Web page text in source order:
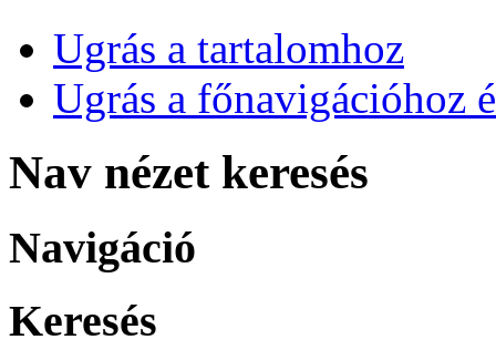
Ugrás a tartalomhoz
Ugrás a főnavigációhoz
Nav nézet keresés
Navigáció
Keresés